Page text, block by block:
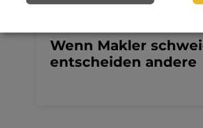
Wenn Makler
entscheiden andere